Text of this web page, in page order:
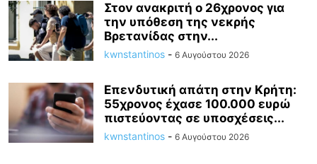
Στον ανακριτή ο 26χρονος για
την υπόθεση της νεκρής
Βρετανίδας στην...
kwnstantinos - 6 Αυγούστου 2026
Επενδυτική απάτη στην Κρήτη:
55χρονος έχασε 100.000 ευρώ
πιστεύοντας σε υποσχέσεις...
kwnstantinos - 6 Αυγούστου 2026